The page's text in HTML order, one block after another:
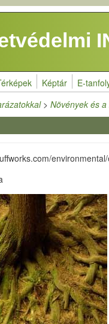
Képtár E-
>Növények és